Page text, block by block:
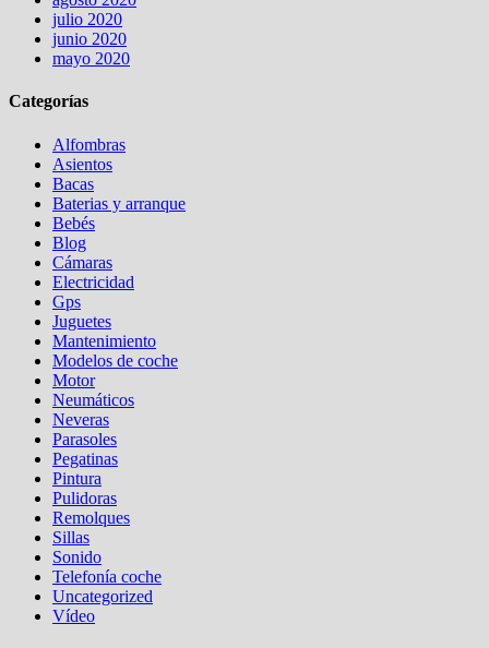
julio 2020
junio 2020
mayo 2020
Categorías
Alfombras
Asientos
Bacas
Baterias y arranque
Bebés
Blog
Cámaras
Electricidad
Gps
Juguetes
Mantenimiento
Modelos de coche
Motor
Neumáticos
Neveras
Parasoles
Pegatinas
Pintura
Pulidoras
Remolques
Sillas
Sonido
Telefonía coche
Uncategorized
Vídeo